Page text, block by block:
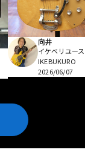
向井
イケベリユース
IKEBUKURO
2026/06/07